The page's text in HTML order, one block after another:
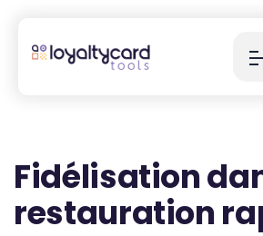
Fidélisation
restauration